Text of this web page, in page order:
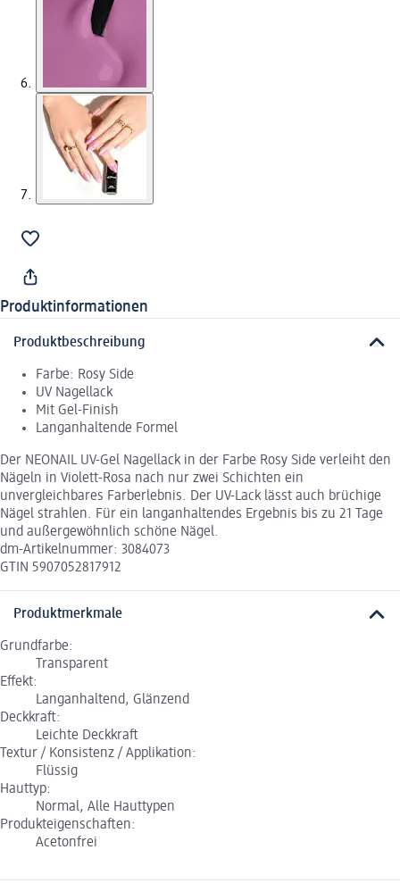
Produktinformationen
Produktbeschreibung
Farbe: Rosy Side
UV Nagellack
Mit Gel-Finish
Langanhaltende Formel
Der NEONAIL UV-Gel Nagellack in der Farbe Rosy Side verleiht den
Nägeln in Violett-Rosa nach nur zwei Schichten ein
unvergleichbares Farberlebnis. Der UV-Lack lässt auch brüchige
Nägel strahlen. Für ein langanhaltendes Ergebnis bis zu 21 Tage
und außergewöhnlich schöne Nägel.
dm-Artikelnummer: 3084073
GTIN 5907052817912
Produktmerkmale
Grundfarbe:
Transparent
Effekt:
Langanhaltend, Glänzend
Deckkraft:
Leichte Deckkraft
Textur / Konsistenz / Applikation:
Flüssig
Hauttyp:
Normal, Alle Hauttypen
Produkteigenschaften:
Acetonfrei